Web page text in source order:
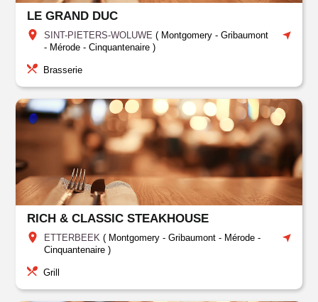
LE GRAND DUC
SINT-PIETERS-WOLUWE ( Montgomery - Gribaumont
- Mérode - Cinquantenaire )
Brasserie
RICH & CLASSIC STEAKHOUSE
ETTERBEEK ( Montgomery - Gribaumont - Mérode -
Cinquantenaire )
Grill